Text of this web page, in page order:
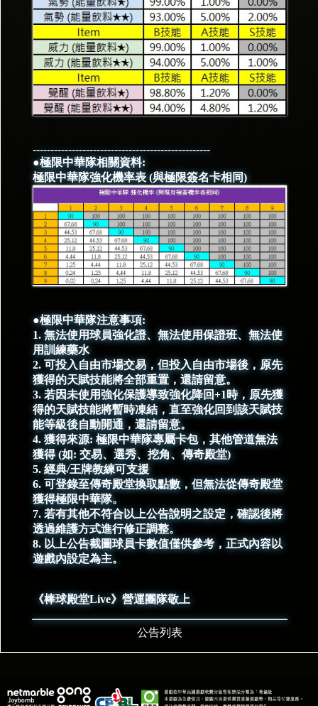
--------------------------------------------------
●極限中華隊相關資料:
極限中華隊強化機率表 (與極限簽名卡相同)
●極限中華隊注意事項:
1. 無法使用球員強化證、無法使用保證班、無法使
用訓練藥水
2. 可投入自由市場交易，但投入自由市場後，原先
獲得的天賦技能將全部重置，還請留意。
3. 若因未使用強化保護導致強化降回+1時，原先獲
得的天賦技能將暫時凍結，直至強化回到該天賦技
能等級後自動開通，還請留意。
4. 獲得來源: 極限中華隊專屬卡包，其他管道無法
獲得 (如: 交易、選秀、挖角、傳奇殿堂)
5. 經典/王牌教練可支援
6. 可登錄至傳奇殿堂換取點數，但無法從傳奇殿堂
獲得極限中華隊。
7. 若有其他不符合以上公告說明之設定，確認後將
透過維護方式進行修正調整。
8. 以上公告截圖球員卡數值僅供參考，正式內容以
遊戲內設定為主。
《棒球殿堂Live》營運團隊敬上
公告列表